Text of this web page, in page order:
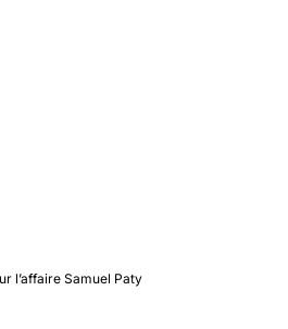
l’affaire Samuel Paty